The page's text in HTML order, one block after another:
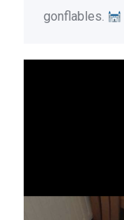
gonflables.